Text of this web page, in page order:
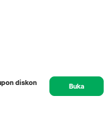
diskon
Buka
Review